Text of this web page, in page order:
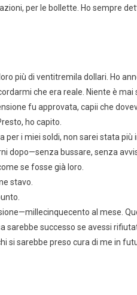
per le bollette. Ho sempre
più di ventitremila dollari. Ho
che era reale. Niente è mai
fu approvata, capii che
ho capito.
per i miei soldi, non sarei stata più
dopo—senza bussare, senza
se fosse già loro.
stavo.
al mese.
sarebbe successo se avessi
si sarebbe preso cura di me in